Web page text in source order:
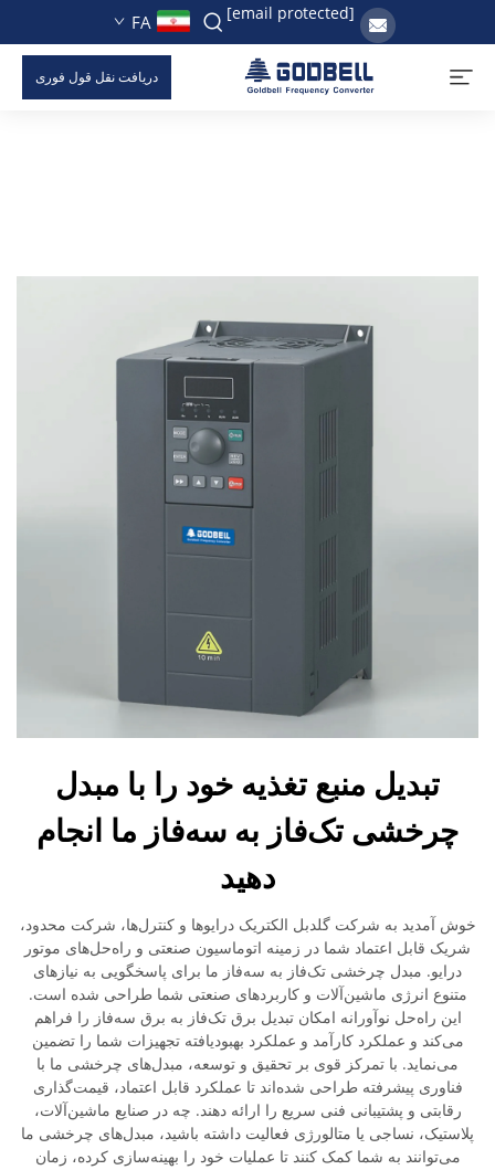
[email protected]
FA
دریافت نقل قول فوری
تبدیل منبع تغذیه خود را با مبدل
چرخشی تک‌فاز به سه‌فاز ما انجام
دهید
خوش آمدید به شرکت گلدبل الکتریک درایوها و کنترل‌ها، شرکت محدود،
شریک قابل اعتماد شما در زمینه اتوماسیون صنعتی و راه‌حل‌های موتور
درایو. مبدل چرخشی تک‌فاز به سه‌فاز ما برای پاسخگویی به نیازهای
متنوع انرژی ماشین‌آلات و کاربردهای صنعتی شما طراحی شده است.
این راه‌حل نوآورانه امکان تبدیل برق تک‌فاز به برق سه‌فاز را فراهم
می‌کند و عملکرد کارآمد و عملکرد بهبودیافته تجهیزات شما را تضمین
می‌نماید. با تمرکز قوی بر تحقیق و توسعه، مبدل‌های چرخشی ما با
فناوری پیشرفته طراحی شده‌اند تا عملکرد قابل اعتماد، قیمت‌گذاری
رقابتی و پشتیبانی فنی سریع را ارائه دهند. چه در صنایع ماشین‌آلات،
پلاستیک، نساجی یا متالورژی فعالیت داشته باشید، مبدل‌های چرخشی ما
می‌توانند به شما کمک کنند تا عملیات خود را بهینه‌سازی کرده، زمان